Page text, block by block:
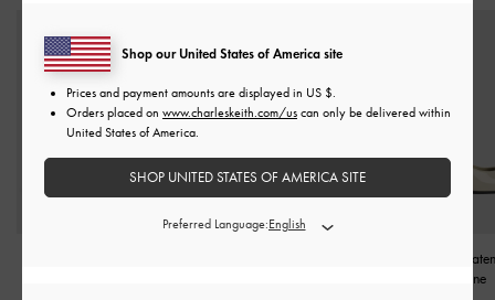
Giày cao gót
Heel Mary Jane
Shop our United States of America site
Prices and payment amounts are displayed in US $
Orders placed on www.charleskeith.com/us can only be delivered within
United States of America.
SHOP UNITED STATES OF AMERICA SITE
Preferred Language: